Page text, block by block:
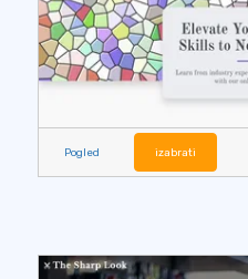
Pogled izabrati